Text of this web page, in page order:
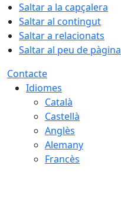
Saltar a la capçalera
Saltar al contingut
Saltar a relacionats
Saltar al peu de pàgina
Contacte
Idiomes
Català
Castellà
Anglès
Alemany
Francès